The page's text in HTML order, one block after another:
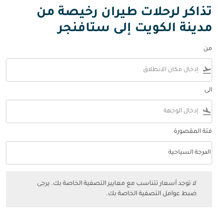
تذاكر لرحلات طيران رخيصة من
مدينة الكويت إلى ستافنجر
من
flight_takeoff
الى
flight_land
فئة المقصورة
فئة المقصورة option الدرجة السياحية Selected
الدرجة السياحية
keyboard_arrow_down
لا توجد أسعار تتناسب مع معايير التصفية الخاصة بك. يرجى
ضبط عوامل التصفية الخاصة بك.